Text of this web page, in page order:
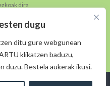
dugu
ditu gure webgunean
klikatzen baduzu,
duzu. Bestela aukerak ikusi.
dira